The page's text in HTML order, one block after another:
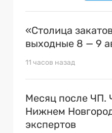
«Столица
выходные 8 — 9
11 часов назад
Месяц после ЧП.
Нижнем
экспертов